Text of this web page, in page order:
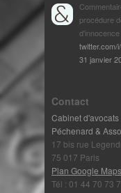
procédure
d'innocence
31 janvier
Contact
Cabinet d'avocats
Péchenard &
17 bis rue
75 017 Paris
Plan Google Maps
Tél : 01 44 70 73